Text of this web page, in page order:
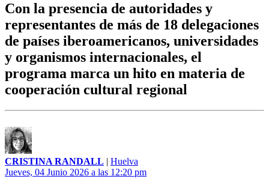
Con la presencia de autoridades y
representantes de más de 18 delegaciones
de países iberoamericanos, universidades
y organismos internacionales, el
programa marca un hito en materia de
cooperación cultural regional
CRISTINA RANDALL | Huelva
Jueves, 04 Junio 2026 a las 12:20 pm